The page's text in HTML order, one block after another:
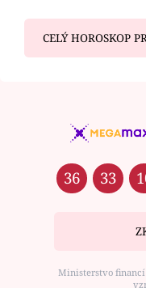
CELÝ HOROSKOP
36 33
Ministerstvo